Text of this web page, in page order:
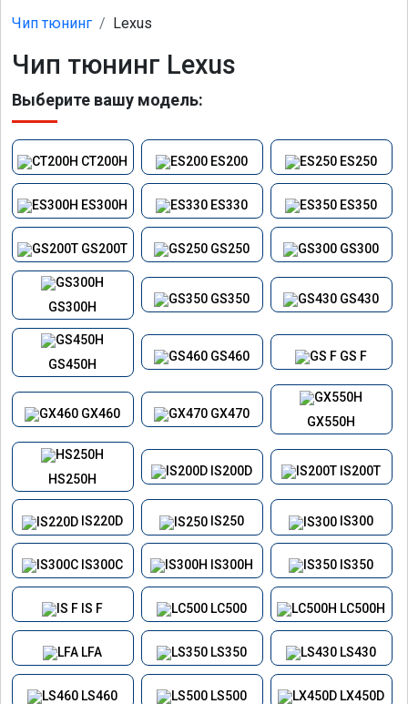
Чип тюнинг Lexus
Чип тюнинг Lexus
Выберите вашу модель:
CT200H ES200 ES250
ES300H ES330 ES350
GS200T GS250 GS300
GS300H
GS350 GS430
GS450H
GS460 GS F
GX460 GX470
GX550H
HS250H
IS200D IS200T
IS220D IS250 IS300
IS300C IS300H IS350
IS F LC500 LC500H
LFA LS350 LS430
LS460 LS500 LX450D